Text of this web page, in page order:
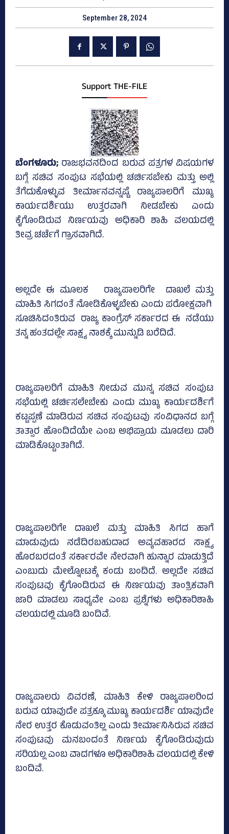
September 28, 2024
Support THE-FILE
ಬೆಂಗಳೂರು; ರಾಜಭವನದಿಂದ ಬರುವ ಪತ್ರಗಳ ವಿಷಯಗಳ
ಬಗ್ಗೆ ಸಚಿವ ಸಂಪುಟ ಸಭೆಯಲ್ಲಿ ಚರ್ಚಿಸಬೇಕು ಮತ್ತು ಅಲ್ಲಿ
ತೆಗೆದುಕೊಳ್ಳುವ ತೀರ್ಮಾನವನ್ನಷ್ಟೆ ರಾಜ್ಯಪಾಲರಿಗೆ ಮುಖ್ಯ
ಕಾರ್ಯದರ್ಶಿಯು ಉತ್ತರವಾಗಿ ನೀಡಬೇಕು ಎಂದು
ಕೈಗೊಂಡಿರುವ ನಿರ್ಣಯವು ಅಧಿಕಾರಿ ಶಾಹಿ ವಲಯದಲ್ಲಿ
ತೀವ್ರ ಚರ್ಚೆಗೆ ಗ್ರಾಸವಾಗಿದೆ.
ಅಲ್ಲದೇ ಈ ಮೂಲಕ ರಾಜ್ಯಪಾಲರಿಗೇ ದಾಖಲೆ ಮತ್ತು
ಮಾಹಿತಿ ಸಿಗದಂತೆ ನೋಡಿಕೊಳ್ಳಬೇಕು ಎಂದು ಪರೋಕ್ಷವಾಗಿ
ಸೂಚಿಸಿದಂತಿರುವ ರಾಜ್ಯ ಕಾಂಗ್ರೆಸ್‌ ಸರ್ಕಾರದ ಈ ನಡೆಯು
ತನ್ನ ಹಂತದಲ್ಲೇ ಸಾಕ್ಷ್ಯ ನಾಶಕ್ಕೆ ಮುನ್ನುಡಿ ಬರೆದಿದೆ.
ರಾಜ್ಯಪಾಲರಿಗೆ ಮಾಹಿತಿ ನೀಡುವ ಮುನ್ನ ಸಚಿವ ಸಂಪುಟ
ಸಭೆಯಲ್ಲಿ ಚರ್ಚಿಸಲೇಬೇಕು ಎಂದು ಮುಖ್ಯ ಕಾರ್ಯದರ್ಶಿಗೆ
ಕಟ್ಟಪ್ಪಣೆ ಮಾಡಿರುವ ಸಚಿವ ಸಂಪುಟವು ಸಂವಿಧಾನದ ಬಗ್ಗೆ
ತಾತ್ಸಾರ ಹೊಂದಿದೆಯೇ ಎಂಬ ಅಭಿಪ್ರಾಯ ಮೂಡಲು ದಾರಿ
ಮಾಡಿಕೊಟ್ಟಂತಾಗಿದೆ.
ರಾಜ್ಯಪಾಲರಿಗೇ ದಾಖಲೆ ಮತ್ತು ಮಾಹಿತಿ ಸಿಗದ ಹಾಗೆ
ಮಾಡುವುದು ನಡೆದಿರಬಹುದಾದ ಅವ್ಯವಹಾರದ ಸಾಕ್ಷ್ಯ
ಹೊರಬರದಂತೆ ಸರ್ಕಾರವೇ ನೇರವಾಗಿ ಹುನ್ನಾರ ಮಾಡುತ್ತಿದೆ
ಎಂಬುದು ಮೇಲ್ನೋಟಕ್ಕೆ ಕಂಡು ಬಂದಿದೆ. ಅಲ್ಲದೇ ಸಚಿವ
ಸಂಪುಟವು ಕೈಗೊಂಡಿರುವ ಈ ನಿರ್ಣಯವು ತಾಂತ್ರಿಕವಾಗಿ
ಜಾರಿ ಮಾಡಲು ಸಾಧ್ಯವೇ ಎಂಬ ಪ್ರಶ್ನೆಗಳು ಅಧಿಕಾರಿಶಾಹಿ
ವಲಯದಲ್ಲಿ ಮೂಡಿ ಬಂದಿವೆ.
ರಾಜ್ಯಪಾಲರು ವಿವರಣೆ, ಮಾಹಿತಿ ಕೇಳಿ ರಾಜ್ಯಪಾಲರಿಂದ
ಬರುವ ಯಾವುದೇ ಪತ್ರಕ್ಕೂ ಮುಖ್ಯ ಕಾರ್ಯದರ್ಶಿ ಯಾವುದೇ
ನೇರ ಉತ್ತರ ಕೊಡುವಂತಿಲ್ಲ ಎಂದು ತೀರ್ಮಾನಿಸಿರುವ ಸಚಿವ
ಸಂಪುಟವು ಮನಬಂದಂತೆ ನಿರ್ಣಯ ಕೈಗೊಂಡಿರುವುದು
ಸರಿಯಲ್ಲ ಎಂಬ ವಾದಗಳೂ ಅಧಿಕಾರಿಶಾಹಿ ವಲಯದಲ್ಲಿ ಕೇಳಿ
ಬಂದಿವೆ.